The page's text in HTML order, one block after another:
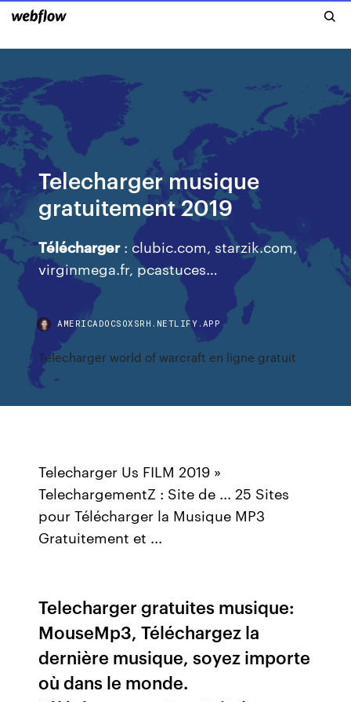
Telecharger musique
gratuitement 2019
Télécharger: clubic.com, starzik.com,
virginmega.fr, pcastuces…
AMERICADOCSOXSRH.NETLIFY.APP
Telecharger world of warcraft en ligne gratuit
Telecharger Us FILM 2019 »
TelechargementZ : Site de ... 25 Sites
pour Télécharger la Musique MP3
Gratuitement et ...
Telecharger gratuites musique:
MouseMp3, Téléchargez la
dernière musique, soyez importe
où dans le monde.